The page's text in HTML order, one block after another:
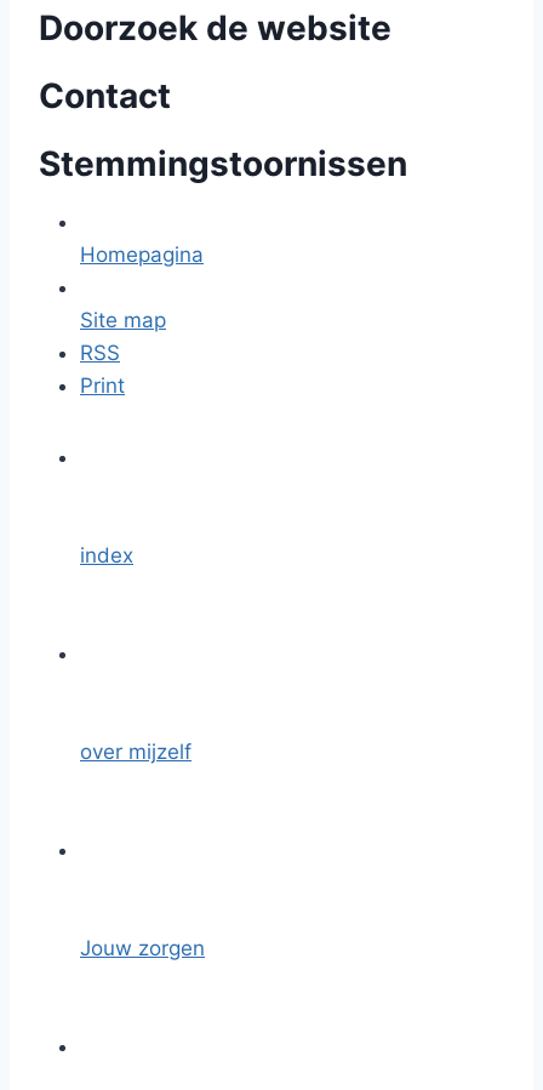
Doorzoek de website
Contact
Stemmingstoornissen
Homepagina
Site map
RSS
Print
index
over mijzelf
Jouw zorgen